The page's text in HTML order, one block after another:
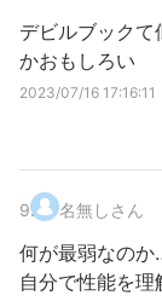
デビルブック
かおもしろい
2023/07/16 17:16:11
9. 名無しさん
何が最弱なの
自分で性能を